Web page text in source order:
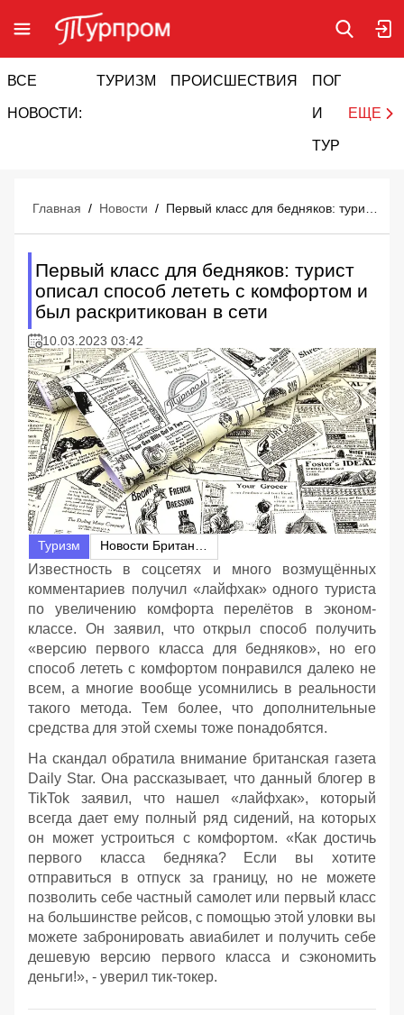
ВСЕ
НОВОСТИ:
ТУРИЗМ ПРОИСШЕСТВИЯ ПОГОДА
И
ТУРИЗМ
ЕЩЕ
Главная / Новости /
Первый класс для бедняков: турист
описал способ лететь с комфортом и
был раскритикован в сети
10.03.2023 03:42
Туризм
Известность в соцсетях и много возмущённых
комментариев получил «лайфхак» одного туриста
по увеличению комфорта перелётов в эконом-
классе. Он заявил, что открыл способ получить
«версию первого класса для бедняков», но его
способ лететь с комфортом понравился далеко не
всем, а многие вообще усомнились в реальности
такого метода. Тем более, что дополнительные
средства для этой схемы тоже понадобятся.
На скандал обратила внимание британская газета
Daily Star. Она рассказывает, что данный блогер в
TikTok заявил, что нашел «лайфхак», который
всегда дает ему полный ряд сидений, на которых
он может устроиться с комфортом. «Как достичь
первого класса бедняка? Если вы хотите
отправиться в отпуск за границу, но не можете
позволить себе частный самолет или первый класс
на большинстве рейсов, с помощью этой уловки вы
можете забронировать авиабилет и получить себе
дешевую версию первого класса и сэкономить
деньги!», - уверил тик-токер.